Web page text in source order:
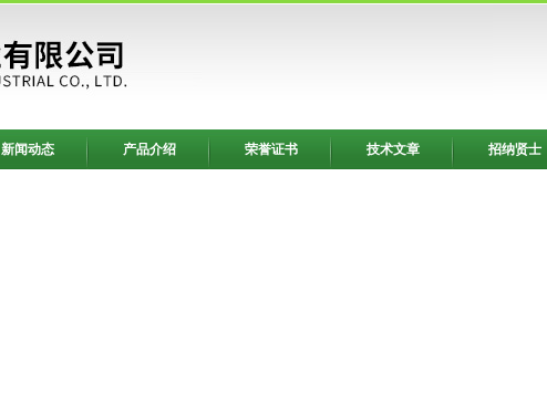
新闻动态 产品介绍 荣誉证书 技术文章 招纳贤士